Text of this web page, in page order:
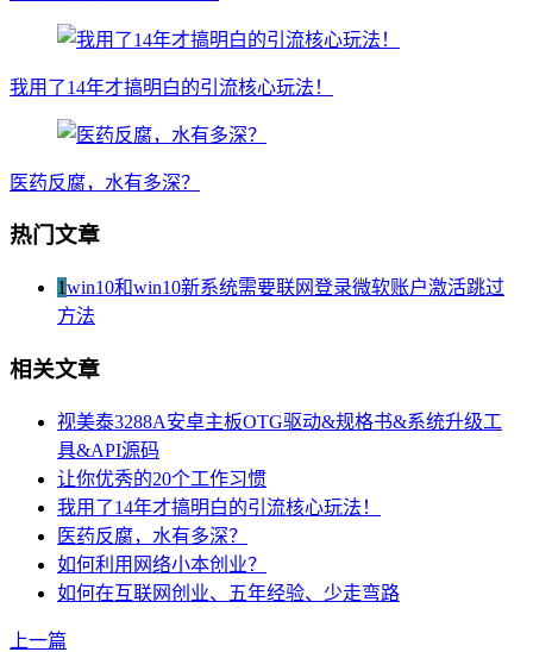
我用了14年才搞明白的引流核心玩法！
医药反腐，水有多深？
热门文章
1win10和win10新系统需要联网登录微软账户激活跳过
方法
相关文章
视美泰3288A安卓主板OTG驱动&规格书&系统升级工
具&API源码
让你优秀的20个工作习惯
我用了14年才搞明白的引流核心玩法！
医药反腐，水有多深？
如何利用网络小本创业？
如何在互联网创业、五年经验、少走弯路
上一篇